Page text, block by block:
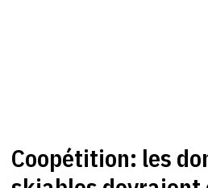
Coopétition: les